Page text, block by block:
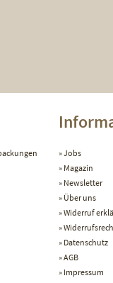
Jobs
Magazin
Newsletter
Über uns
Widerruf
Datenschutz
AGB
Impressum